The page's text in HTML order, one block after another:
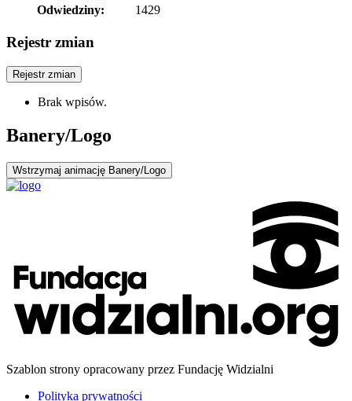
Odwiedziny:
1429
Rejestr zmian
Rejestr zmian
Brak wpisów.
Banery/Logo
Wstrzymaj animację Banery/Logo
Szablon strony opracowany przez Fundację Widzialni
Polityka prywatności